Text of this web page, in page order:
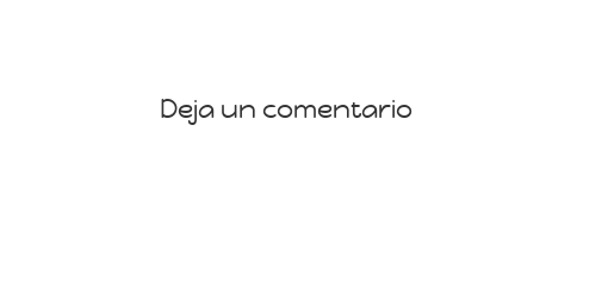
Deja un comentario